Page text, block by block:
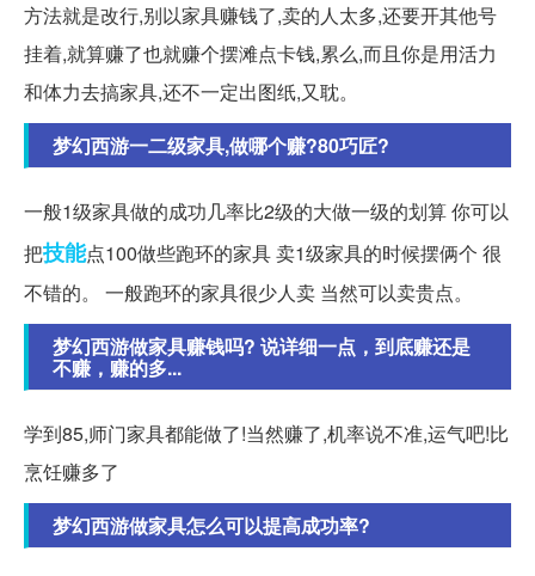
方法就是改行,别以家具赚钱了,卖的人太多,还要开其他号
挂着,就算赚了也就赚个摆滩点卡钱,累么,而且你是用活力
和体力去搞家具,还不一定出图纸,又耽。
梦幻西游一二级家具,做哪个赚?80巧匠?
一般1级家具做的成功几率比2级的大做一级的划算 你可以
把技能点100做些跑环的家具 卖1级家具的时候摆俩个 很
不错的。 一般跑环的家具很少人卖 当然可以卖贵点。
梦幻西游做家具赚钱吗? 说详细一点，到底赚还是
不赚，赚的多...
学到85,师门家具都能做了!当然赚了,机率说不准,运气吧!比
烹饪赚多了
梦幻西游做家具怎么可以提高成功率?